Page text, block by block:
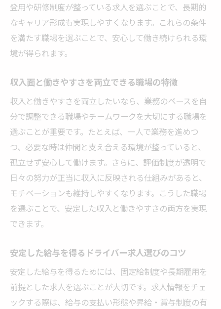
登用や研修制度が整っている求人を選ぶことで、長期的
なキャリア形成も実現しやすくなります。これらの条件
を満たす職場を選ぶことで、安心して働き続けられる環
境が得られます。
収入面と働きやすさを両立できる職場の特徴
収入と働きやすさを両立したいなら、業務のペースを自
分で調整できる職場やチームワークを大切にする職場を
選ぶことが重要です。たとえば、一人で業務を進めつ
つ、必要な時は仲間と支え合える環境が整っていると、
孤立せず安心して働けます。さらに、評価制度が透明で
日々の努力が正当に収入に反映される仕組みがあると、
モチベーションも維持しやすくなります。こうした職場
を選ぶことで、安定した収入と働きやすさの両方を実現
できます。
安定した給与を得るドライバー求人選びのコツ
安定した給与を得るためには、固定給制度や長期雇用を
前提とした求人を選ぶことが大切です。求人情報をチェ
ックする際は、給与の支払い形態や昇給・賞与制度の有